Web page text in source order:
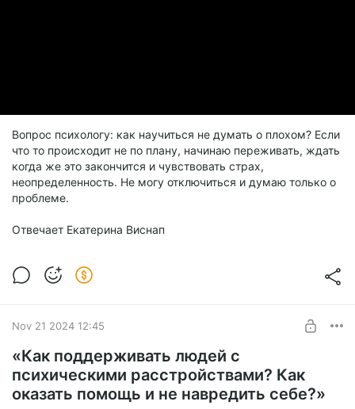
Вопрос психологу: как научиться не думать о плохом? Если
что то происходит не по плану, начинаю переживать, ждать
когда же это закончится и чувствовать страх,
неопределенность. Не могу отключиться и думаю только о
проблеме.
Отвечает Екатерина Виснап
Nov 21 2024 12:45
«Как поддерживать людей с
психическими расстройствами? Как
оказать помощь и не навредить себе?»